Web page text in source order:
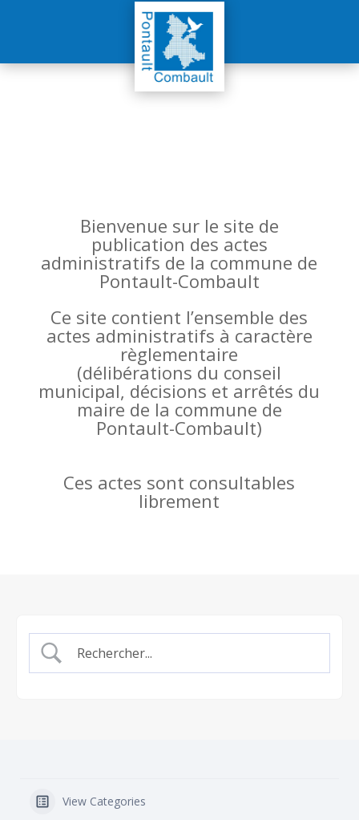
Bienvenue sur le site de
publication des actes
administratifs de la commune de
Pontault-Combault
Ce site contient l’ensemble des
actes administratifs à caractère
règlementaire
(délibérations du conseil
municipal, décisions et arrêtés du
maire de la commune de
Pontault-Combault)
Ces actes sont consultables
librement
View Categories